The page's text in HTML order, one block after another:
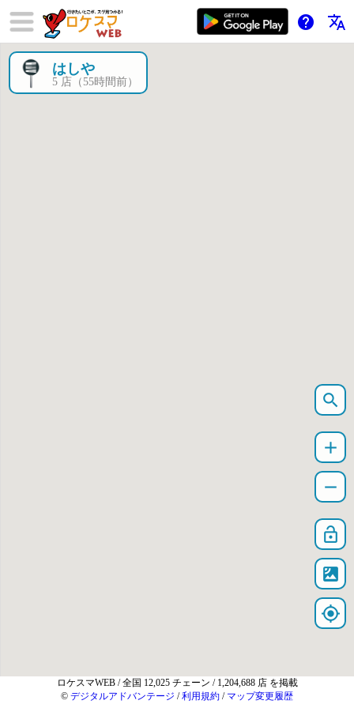
help translate
はしや
5 店（55時間前）
search
add
remove
lock_open
satellite
my_location
ロケスマWEB / 全国 12,025 チェーン / 1,204,688 店 を掲載
© デジタルアドバンテージ /利用規約 / マップ変更履歴